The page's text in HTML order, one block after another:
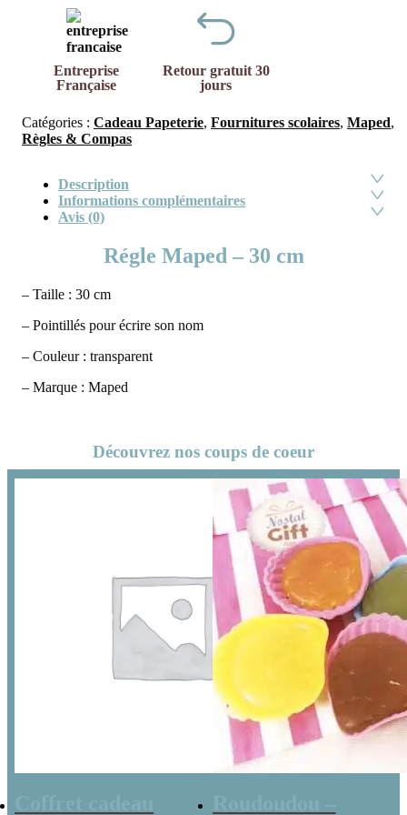
Entreprise
Française
Retour gratuit 30
jours
Catégories : Cadeau Papeterie, Fournitures scolaires, Maped,
Règles & Compas
Description
Informations complémentaires
Avis (0)
Régle Maped – 30 cm
– Taille : 30 cm
– Pointillés pour écrire son nom
– Couleur : transparent
– Marque : Maped
Découvrez nos coups de coeur